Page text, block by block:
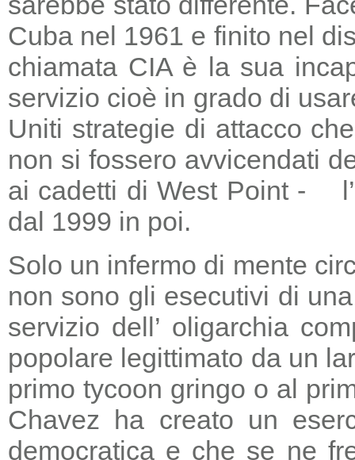
Cuba nel 1961 e finito nel
chiamata CIA è la sua
servizio cioè in grado di
Uniti strategie di attacco
non si fossero avvicendati
ai cadetti di West Point - l’
dal 1999 in poi.
Solo un infermo di mente
non sono gli esecutivi di
servizio dell’ oligarchia
popolare legittimato da un
primo tycoon gringo o al
Chavez ha creato un
democratica e che se ne